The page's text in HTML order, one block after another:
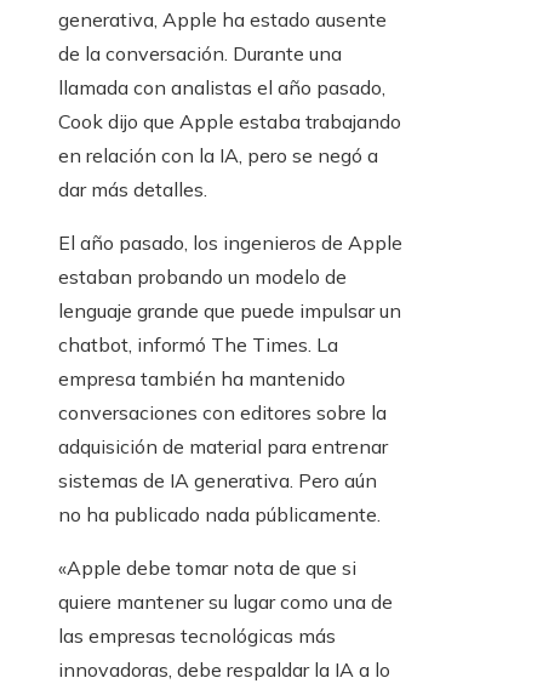
generativa, Apple ha estado ausente
de la conversación. Durante una
llamada con analistas el año pasado,
Cook dijo que Apple estaba trabajando
en relación con la IA, pero se negó a
dar más detalles.
El año pasado, los ingenieros de Apple
estaban probando un modelo de
lenguaje grande que puede impulsar un
chatbot, informó The Times. La
empresa también ha mantenido
conversaciones con editores sobre la
adquisición de material para entrenar
sistemas de IA generativa. Pero aún
no ha publicado nada públicamente.
«Apple debe tomar nota de que si
quiere mantener su lugar como una de
las empresas tecnológicas más
innovadoras, debe respaldar la IA a lo